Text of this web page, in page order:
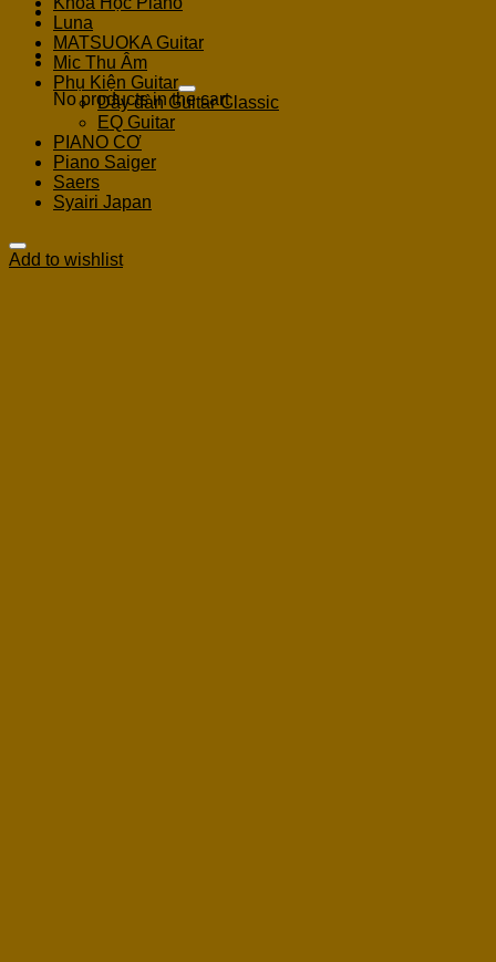
Cart
No products in the cart.
Luna
MATSUOKA Guitar
Mic Thu Âm
Phụ Kiện Guitar
Dây đàn Guitar Classic
EQ Guitar
PIANO CƠ
Piano Saiger
Saers
Syairi Japan
Add to wishlist